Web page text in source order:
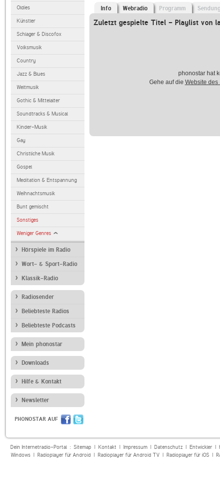
Oldies
Künstler
Schlager & Discofox
Volksmusik
Country
Jazz & Blues
Weltmusik
Gothic & Mittelalter
Soundtracks & Musical
Kinder-Musik
Gay
Christliche Musik
Gospel
Meditation & Entspannung
Weihnachtsmusik
Bunt gemischt
Sonstiges
Weniger Genres
Hörspiele im Radio
Wort- & Sport-Radio
Klassik-Radio
Radiosender
Beliebteste Radios
Beliebteste Podcasts
Mein phonostar
Downloads
Hilfe & Kontakt
Newsletter
PHONOSTAR AUF
Info Webradio Programm
Zuletzt gespielte Titel - Playlist von
phonostar hat
Gehe auf die Website des
Dein Internetradio-Portal : Sitemap| Kontakt| Impressum| Datenschutz| Entwickler|
Windows| Radioplayer für Android| Radioplayer für Android TV| Radioplayer für iOS|